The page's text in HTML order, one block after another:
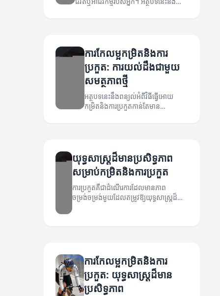
ការកែលម្អកម្រិតនិងការ
ប្រកួត: ការយល់ដឹងជាមួយ
សមត្ថភាពថ្មី
អត្ថបទនេះនឹងពន្យល់អំពីវិធីធ្វើអោយ
កម្រិតនិងការប្រកួតកាន់តែមាន
យុទ្ធសាស្ត្រដ៏មានប្រសិទ្ធភាព
សម្រាប់កម្រិតនិងការប្រកួត
ការប្រកួតគឺជាដំណើរការដែលមានភាព
ចម្រង់ចម្រង់មួយដែលតម្រូវឱ្យយុទ្ធសាស្ត្រដ៏មាន
ប្រសិទ្ធភាព។ អត្ថបទនេះនឹងចែករំលែកពីយុទ្ធ
ការកែលម្អកម្រិតនិងការ
ប្រកួត: យុទ្ធសាស្ត្រដ៏មាន
ប្រសិទ្ធភាព